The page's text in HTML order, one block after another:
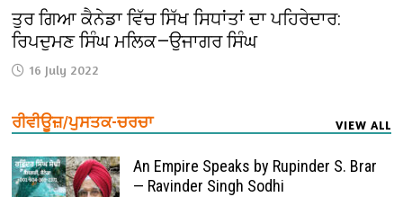
ਤੁਰ ਗਿਆ ਕੈਨੇਡਾ ਵਿੱਚ ਸਿੱਖ ਸਿਧਾਂਤਾਂ ਦਾ ਪਹਿਰੇਦਾਰ:
ਰਿਪਦੁਮਣ ਸਿੰਘ ਮਲਿਕ—ਉਜਾਗਰ ਸਿੰਘ
16 July 2022
ਰੀਵੀਊਜ਼/ਪੁਸਤਕ-ਚਰਚਾ VIEW ALL
An Empire Speaks by Rupinder S. Brar
— Ravinder Singh Sodhi